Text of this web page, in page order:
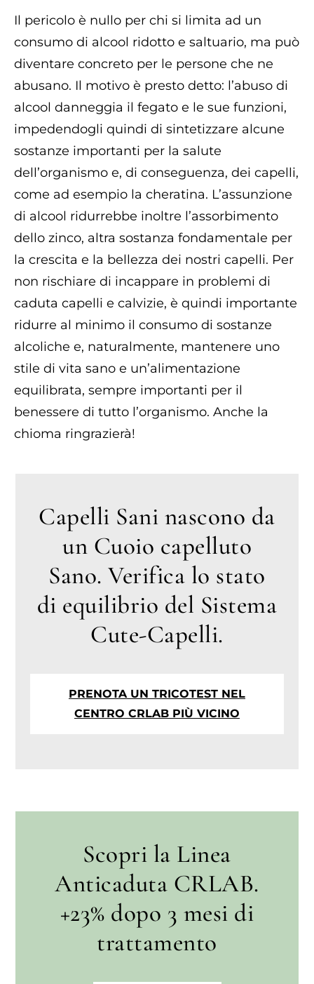
Il pericolo è nullo per chi si limita ad un
consumo di alcool ridotto e saltuario, ma può
diventare concreto per le persone che ne
abusano. Il motivo è presto detto: l’abuso di
alcool danneggia il fegato e le sue funzioni,
impedendogli quindi di sintetizzare alcune
sostanze importanti per la salute
dell’organismo e, di conseguenza, dei capelli,
come ad esempio la cheratina. L’assunzione
di alcool ridurrebbe inoltre l’assorbimento
dello zinco, altra sostanza fondamentale per
la crescita e la bellezza dei nostri capelli. Per
non rischiare di incappare in problemi di
caduta capelli e calvizie, è quindi importante
ridurre al minimo il consumo di sostanze
alcoliche e, naturalmente, mantenere uno
stile di vita sano e un’alimentazione
equilibrata, sempre importanti per il
benessere di tutto l’organismo. Anche la
chioma ringrazierà!
Capelli Sani nascono da
un Cuoio capelluto
Sano. Verifica lo stato
di equilibrio del Sistema
Cute-Capelli.
PRENOTA UN TRICOTEST NEL
CENTRO CRLAB PIÙ VICINO
Scopri la Linea
Anticaduta CRLAB.
+23% dopo 3 mesi di
trattamento